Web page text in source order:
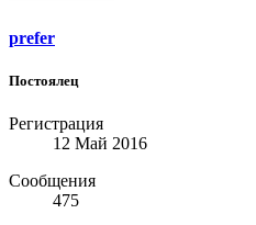
prefer
Постоялец
Регистрация
12 Май 2016
Сообщения
475